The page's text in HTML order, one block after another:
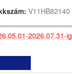
V11HB82140
2026.07.31-ig